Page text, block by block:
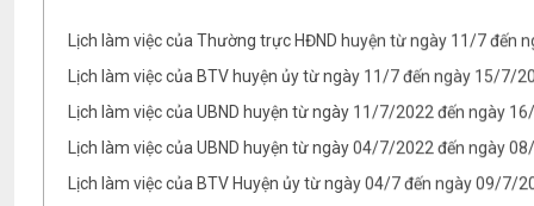
Lịch làm việc của BTV huyện ủy từ ngày 11/7 đến ngày 15/7/
Lịch làm việc của UBND huyện từ ngày 11/7/2022 đến ngày
Lịch làm việc của UBND huyện từ ngày 04/7/2022 đến ngày
Lịch làm việc của BTV Huyện ủy từ ngày 04/7 đến ngày 09/7/
Lịch làm việc của UBND huyện từ ngày 25/6/2022 đến ngày